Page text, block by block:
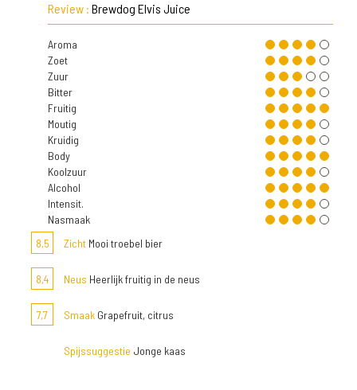
Review : Brewdog Elvis Juice
Aroma
Zoet
Zuur
Bitter
Fruitig
Moutig
Kruidig
Body
Koolzuur
Alcohol
Intensit.
Nasmaak
8,5
Zicht Mooi troebel bier
8,4 Neus Heerlijk fruitig in de neus
7,7 Smaak Grapefruit, citrus
Spijssuggestie Jonge kaas